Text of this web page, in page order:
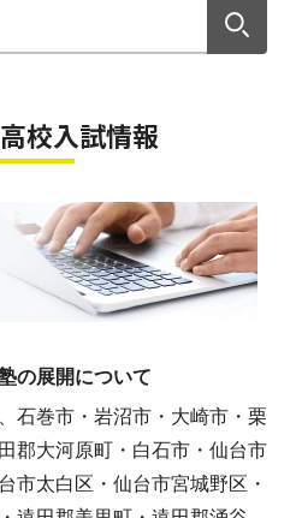
校入試情報
の展開について
石巻市・岩沼市・大崎市・栗
郡大河原町・白石市・仙台市
市太白区・仙台市宮城野区・